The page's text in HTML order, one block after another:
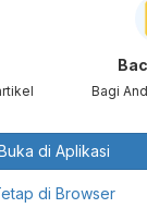
Bagi
di Aplikasi
di Browser